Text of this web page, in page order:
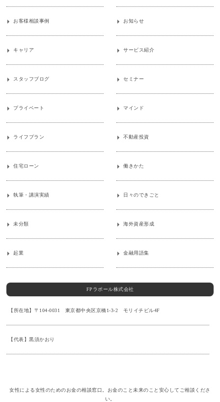
お客様相談事例 お知らせ
キャリア サービス紹介
スタッフブログ セミナー
プライベート マインド
ライフプラン 不動産投資
住宅ローン 働きかた
執筆・講演実績 日々のできごと
未分類 海外資産形成
起業 金融用語集
FPラポール株式会社
【所在地】〒104-0031 東京都中央区京橋1-3-2 モリイチビル4F
【代表】黒須かおり
女性による女性のためのお金の相談窓口。お金のこと未来のこと安心してご相談くださ
い。